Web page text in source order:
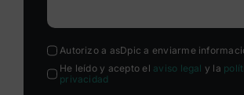
Autorizo a asDpic a enviarme
He leído y acepto el aviso legal y la
privacidad